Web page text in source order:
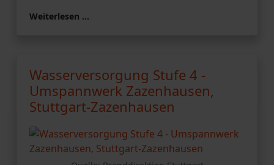
Weiterlesen …
Wasserversorgung Stufe 4 -
Umspannwerk Zazenhausen,
Stuttgart-Zazenhausen